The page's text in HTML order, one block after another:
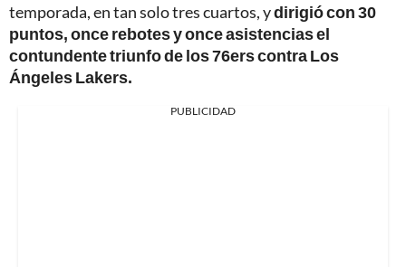
temporada, en tan solo tres cuartos, ydirigió con 30
puntos, once rebotes y once asistencias el
contundente triunfo de los 76ers contra Los
Ángeles Lakers.
PUBLICIDAD